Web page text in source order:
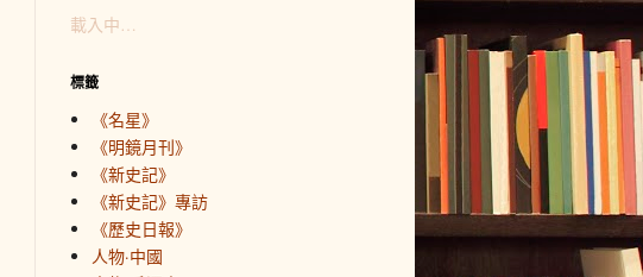
載入中…
標籤
《名星》
《明鏡月刊》
《新史記》
《新史記》專訪
《歷史日報》
人物·中國